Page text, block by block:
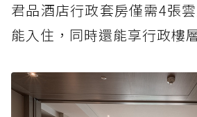
君品酒店行政套房僅需4張
能入住，同時還能享行政樓